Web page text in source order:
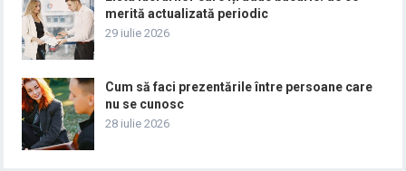
merită actualizată periodic
29 iulie 2026
Cum să faci prezentările între persoane care
nu se cunosc
28 iulie 2026